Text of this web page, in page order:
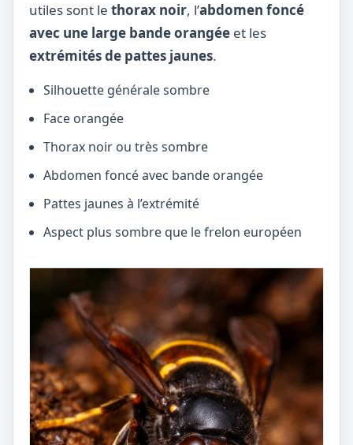
utiles sont le thorax noir, l’abdomen foncé
avec une large bande orangée et les
extrémités de pattes jaunes.
Silhouette générale sombre
Face orangée
Thorax noir ou très sombre
Abdomen foncé avec bande orangée
Pattes jaunes à l’extrémité
Aspect plus sombre que le frelon européen